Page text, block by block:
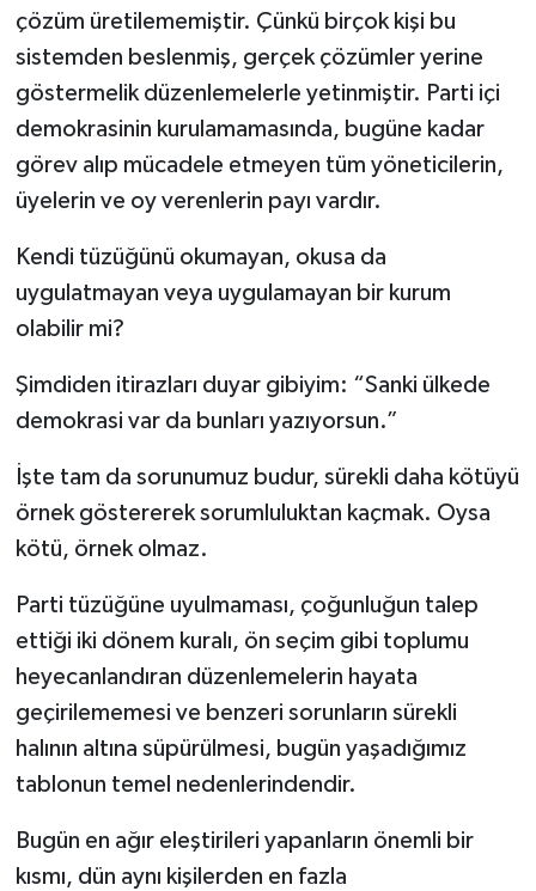
çözüm üretilememiştir. Çünkü birçok kişi bu
sistemden beslenmiş, gerçek çözümler yerine
göstermelik düzenlemelerle yetinmiştir. Parti içi
demokrasinin kurulamamasında, bugüne kadar
görev alıp mücadele etmeyen tüm yöneticilerin,
üyelerin ve oy verenlerin payı vardır.
Kendi tüzüğünü okumayan, okusa da
uygulatmayan veya uygulamayan bir kurum
olabilir mi?
Şimdiden itirazları duyar gibiyim: “Sanki ülkede
demokrasi var da bunları yazıyorsun.”
İşte tam da sorunumuz budur, sürekli daha kötüyü
örnek göstererek sorumluluktan kaçmak. Oysa
kötü, örnek olmaz.
Parti tüzüğüne uyulmaması, çoğunluğun talep
ettiği iki dönem kuralı, ön seçim gibi toplumu
heyecanlandıran düzenlemelerin hayata
geçirilememesi ve benzeri sorunların sürekli
halının altına süpürülmesi, bugün yaşadığımız
tablonun temel nedenlerindendir.
Bugün en ağır eleştirileri yapanların önemli bir
kısmı, dün aynı kişilerden en fazla